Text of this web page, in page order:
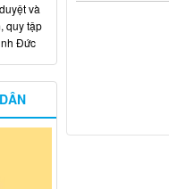
và
quy tập
Đức